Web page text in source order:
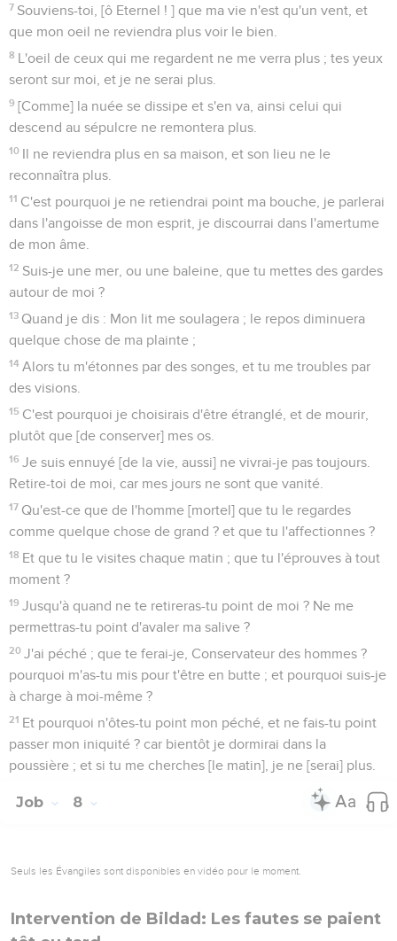
7 Souviens-toi, [ô Eternel ! ] que ma vie n'est qu'un vent, et
que mon oeil ne reviendra plus voir le bien.
8 L'oeil de ceux qui me regardent ne me verra plus ; tes yeux
seront sur moi, et je ne serai plus.
9 [Comme] la nuée se dissipe et s'en va, ainsi celui qui
descend au sépulcre ne remontera plus.
10 Il ne reviendra plus en sa maison, et son lieu ne le
reconnaîtra plus.
11 C'est pourquoi je ne retiendrai point ma bouche, je parlerai
dans l'angoisse de mon esprit, je discourrai dans l'amertume
de mon âme.
12 Suis-je une mer, ou une baleine, que tu mettes des gardes
autour de moi ?
13 Quand je dis : Mon lit me soulagera ; le repos diminuera
quelque chose de ma plainte ;
14 Alors tu m'étonnes par des songes, et tu me troubles par
des visions.
15 C'est pourquoi je choisirais d'être étranglé, et de mourir,
plutôt que [de conserver] mes os.
16 Je suis ennuyé [de la vie, aussi] ne vivrai-je pas toujours.
Retire-toi de moi, car mes jours ne sont que vanité.
17 Qu'est-ce que de l'homme [mortel] que tu le regardes
comme quelque chose de grand ? et que tu l'affectionnes ?
18 Et que tu le visites chaque matin ; que tu l'éprouves à tout
moment ?
19 Jusqu'à quand ne te retireras-tu point de moi ? Ne me
permettras-tu point d'avaler ma salive ?
20 J'ai péché ; que te ferai-je, Conservateur des hommes ?
pourquoi m'as-tu mis pour t'être en butte ; et pourquoi suis-je
à charge à moi-même ?
21 Et pourquoi n'ôtes-tu point mon péché, et ne fais-tu point
passer mon iniquité ? car bientôt je dormirai dans la
poussière ; et si tu me cherches [le matin], je ne [serai] plus.
Job 8
Seuls les Évangiles sont disponibles en vidéo pour le moment.
Intervention de Bildad: Les fautes se paient